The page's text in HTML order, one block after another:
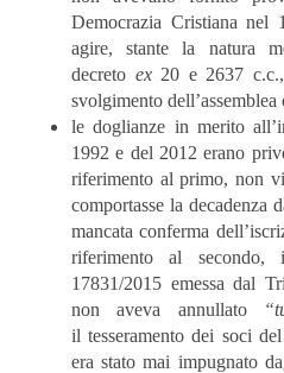
Democrazia Cristiana nel
agire, stante la natura
decreto ex 20 e 2637
svolgimento dell’assemblea
le doglianze in merito
1992 e del 2012 erano
riferimento al primo, non
comportasse la decadenza
mancata conferma
riferimento al secondo,
17831/2015 emessa dal
non aveva annullato
il tesseramento dei soci
era stato mai impugnato